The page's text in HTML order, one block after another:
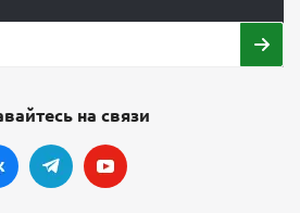
на связи